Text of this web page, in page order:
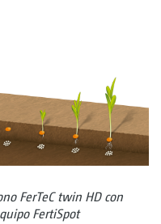
FerTeC twin HD con
FertiSpot